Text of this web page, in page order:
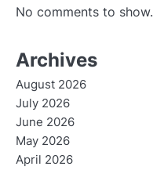
No comments to show.
Archives
August 2026
July 2026
June 2026
May 2026
April 2026